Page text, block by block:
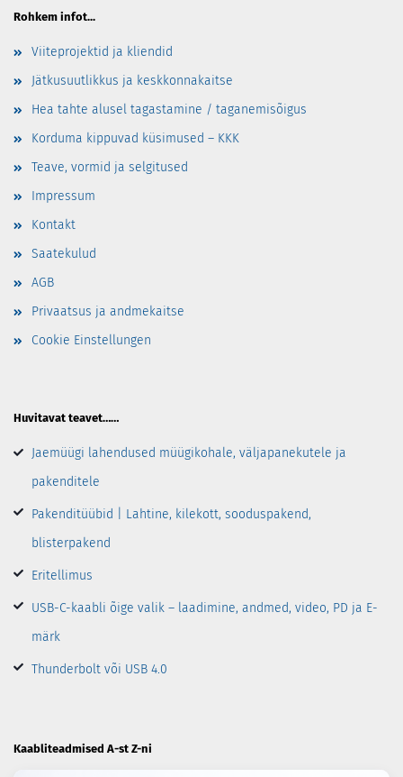
Rohkem infot...
Viiteprojektid ja kliendid
Jätkusuutlikkus ja keskkonnakaitse
Hea tahte alusel tagastamine / taganemisõigus
Korduma kippuvad küsimused – KKK
Teave, vormid ja selgitused
Impressum
Kontakt
Saatekulud
AGB
Privaatsus ja andmekaitse
Cookie Einstellungen
Huvitavat teavet……
Jaemüügi lahendused müügikohale, väljapanekutele ja
pakenditele
Pakenditüübid | Lahtine, kilekott, sooduspakend,
blisterpakend
Eritellimus
USB-C-kaabli õige valik – laadimine, andmed, video, PD ja E-
märk
Thunderbolt või USB 4.0
Kaabliteadmised A-st Z-ni